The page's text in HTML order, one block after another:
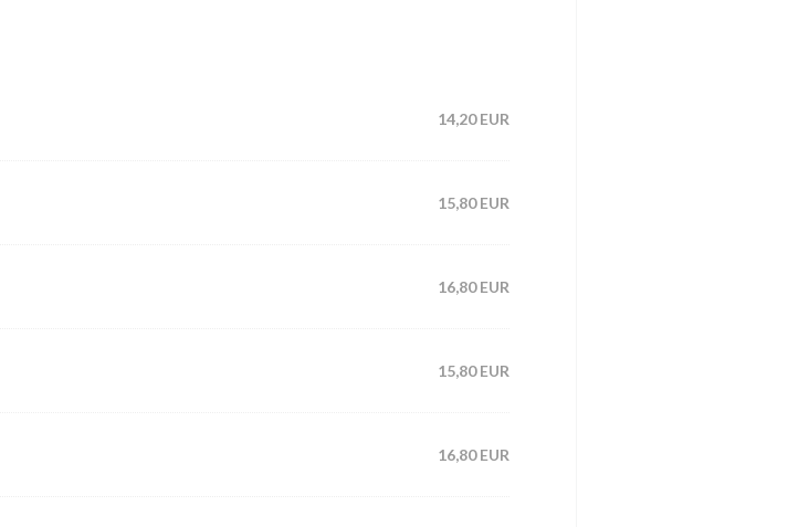
14,20 EUR
15,80 EUR
16,80 EUR
15,80 EUR
16,80 EUR